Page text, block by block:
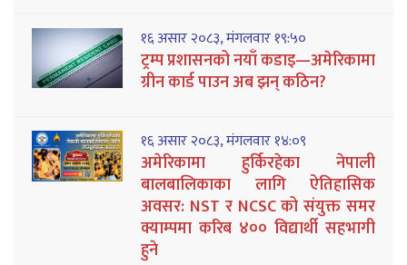
१६ असार २०८३, मंगलवार १९:५०
ट्रम्प प्रशासनको नयाँ कडाइ—अमेरिकामा
ग्रीन कार्ड पाउन अब झन् कठिन?
१६ असार २०८३, मंगलवार १४:०९
अमेरिकामा हुर्किरहेका नेपाली
बालबालिकाका लागि ऐतिहासिक
अवसर: NST र NCSC को संयुक्त समर
क्याम्पमा करिब ४०० विद्यार्थी सहभागी
हुने